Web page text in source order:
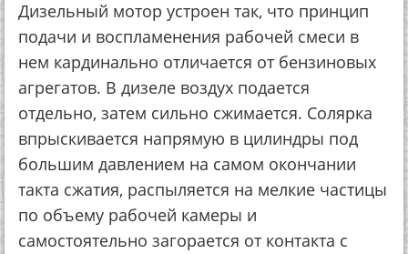
Дизельный мотор устроен так, что принцип
подачи и воспламенения рабочей смеси в
нем кардинально отличается от бензиновых
агрегатов. В дизеле воздух подается
отдельно, затем сильно сжимается. Солярка
впрыскивается напрямую в цилиндры под
большим давлением на самом окончании
такта сжатия, распыляется на мелкие частицы
по объему рабочей камеры и
самостоятельно загорается от контакта с